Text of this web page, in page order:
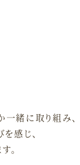
一緒に取り組み、
感じ、
。